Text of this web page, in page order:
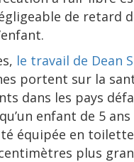
de retard
le travail de Dean
portent sur la
dans les pays
enfant de 5 ans
équipée en
plus